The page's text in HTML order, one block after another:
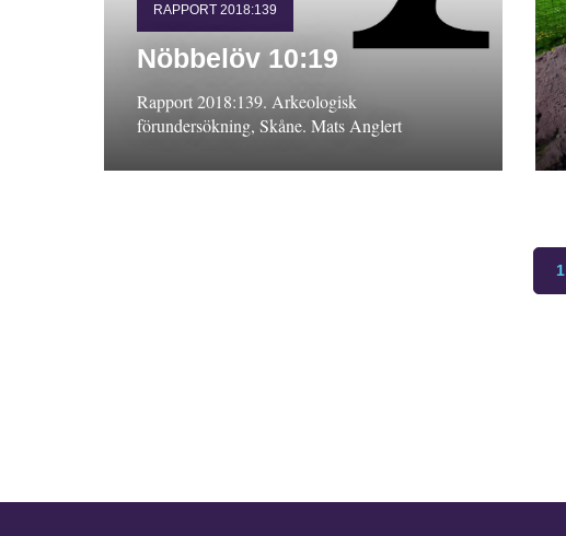
RAPPORT 2018:139
Nöbbelöv 10:19
Rapport 2018:139. Arkeologisk
förundersökning, Skåne. Mats Anglert
1